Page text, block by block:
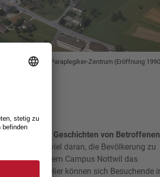
dem Schweizer Paraplegiker-Zentrum (Eröffnung
und echte Geschichten von Betroffenen
setzt viel daran, die Bevölkerung zu
2019 auf dem Campus Nottwil das
eröffnet. Hier können sich Besuchende